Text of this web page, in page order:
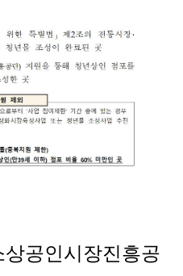
공인시장진흥공